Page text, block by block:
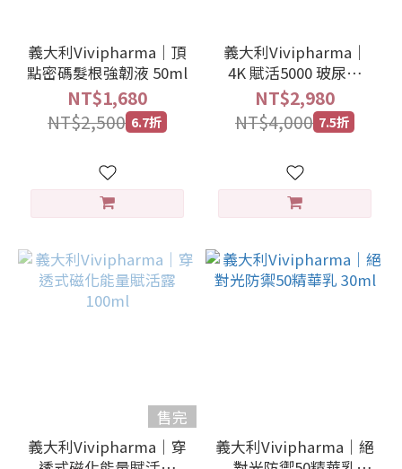
義大利Vivipharma｜頂
點密碼髮根強韌液 50ml
NT$1,680
NT$2,500 6.7折
義大利Vivipharma｜
4K 賦活5000 玻尿酸
30ml
NT$2,980
NT$4,000 7.5折
售完
義大利Vivipharma｜穿
義大利Vivipharma｜絕